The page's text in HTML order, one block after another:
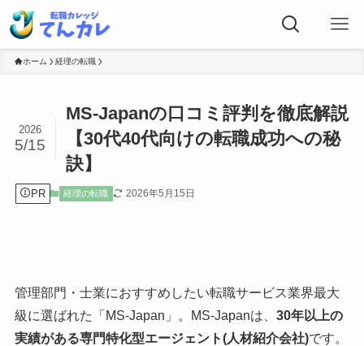
ホーム 経理の転職
MS-Japanの口コミ評判を徹底解説
【30代40代向けの転職成功への秘
訣】
2026
5/15
PR 経理の転職 2026年5月15日
管理部門・士業におすすめしたい転職サービス業界最大
級に選ばれた「MS-Japan」。MS-Japanは、 30年以上の
実績がある専門特化型エージェント(人材紹介会社)です。